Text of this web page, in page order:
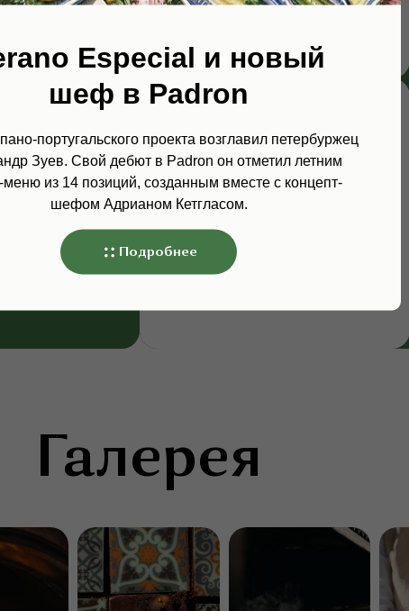
Especial и новый
шеф в Padron
португальского проекта возглавил петербуржец
Зуев. Свой дебют в Padron он отметил летним
из 14 позиций, созданным вместе с концепт-
шефом Адрианом Кетгласом.
Подробнее
ресторан
два года....
Галерея